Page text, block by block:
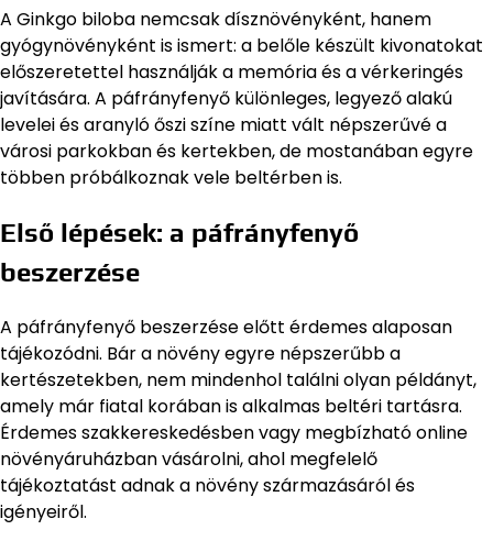
A Ginkgo biloba nemcsak dísznövényként, hanem
gyógynövényként is ismert: a belőle készült kivonatokat
előszeretettel használják a memória és a vérkeringés
javítására. A páfrányfenyő különleges, legyező alakú
levelei és aranyló őszi színe miatt vált népszerűvé a
városi parkokban és kertekben, de mostanában egyre
többen próbálkoznak vele beltérben is.
Első lépések: a páfrányfenyő
beszerzése
A páfrányfenyő beszerzése előtt érdemes alaposan
tájékozódni. Bár a növény egyre népszerűbb a
kertészetekben, nem mindenhol találni olyan példányt,
amely már fiatal korában is alkalmas beltéri tartásra.
Érdemes szakkereskedésben vagy megbízható online
növényáruházban vásárolni, ahol megfelelő
tájékoztatást adnak a növény származásáról és
igényeiről.